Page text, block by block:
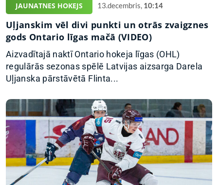
JAUNATNES HOKEJS 13.decembris, 10:14
Uļjanskim vēl divi punkti un otrās zvaigznes
gods Ontario līgas mačā (VIDEO)
Aizvadītajā naktī Ontario hokeja līgas (OHL)
regulārās sezonas spēlē Latvijas aizsarga Darela
Uļjanska pārstāvētā Flinta...